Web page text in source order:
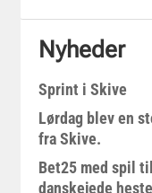
Nyheder
Sprint i Skive
Lørdag blev en
fra Skive.
Bet25 med spil
danskejede